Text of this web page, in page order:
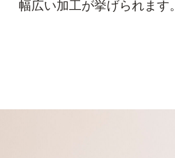
幅広い加工が挙げられます。